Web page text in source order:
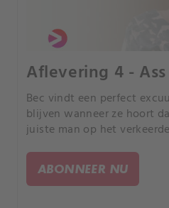
Aflevering 4 -
Bec vindt een perfect
blijven wanneer ze hoort
juiste man op het
te accepteren, en Bec
het verdriet dat hij voelt
zijn vader.
ABONNEER NU